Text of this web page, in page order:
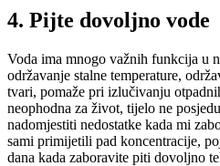
4. Pijte dovoljno vode
Voda ima mnogo važnih funkcija u
održavanje stalne temperature,
tvari, pomaže pri izlučivanju
neophodna za život, tijelo ne
nadomjestiti nedostatke kada mi
sami primijetili pad koncentracije,
dana kada zaboravite piti dovoljno